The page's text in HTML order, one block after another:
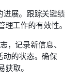
进展。跟踪关键绩
工作的有效性。
，记录新信息、
动的状态。确保
取。